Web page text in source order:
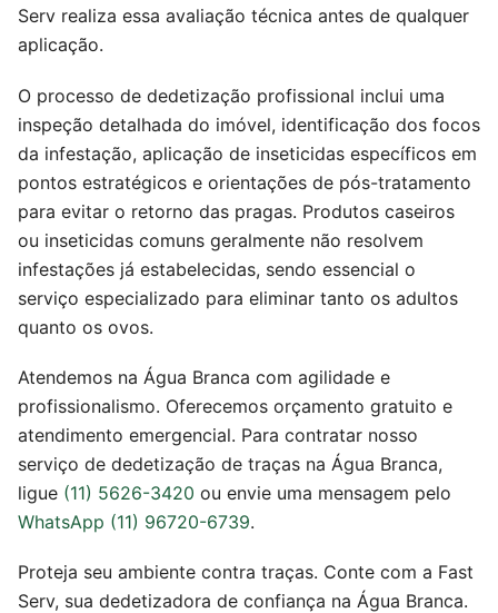
Serv realiza essa avaliação técnica antes de qualquer
aplicação.
O processo de dedetização profissional inclui uma
inspeção detalhada do imóvel, identificação dos focos
da infestação, aplicação de inseticidas específicos em
pontos estratégicos e orientações de pós-tratamento
para evitar o retorno das pragas. Produtos caseiros
ou inseticidas comuns geralmente não resolvem
infestações já estabelecidas, sendo essencial o
serviço especializado para eliminar tanto os adultos
quanto os ovos.
Atendemos na Água Branca com agilidade e
profissionalismo. Oferecemos orçamento gratuito e
atendimento emergencial. Para contratar nosso
serviço de dedetização de traças na Água Branca,
ligue (11) 5626-3420 ou envie uma mensagem pelo
WhatsApp (11) 96720-6739.
Proteja seu ambiente contra traças. Conte com a Fast
Serv, sua dedetizadora de confiança na Água Branca.